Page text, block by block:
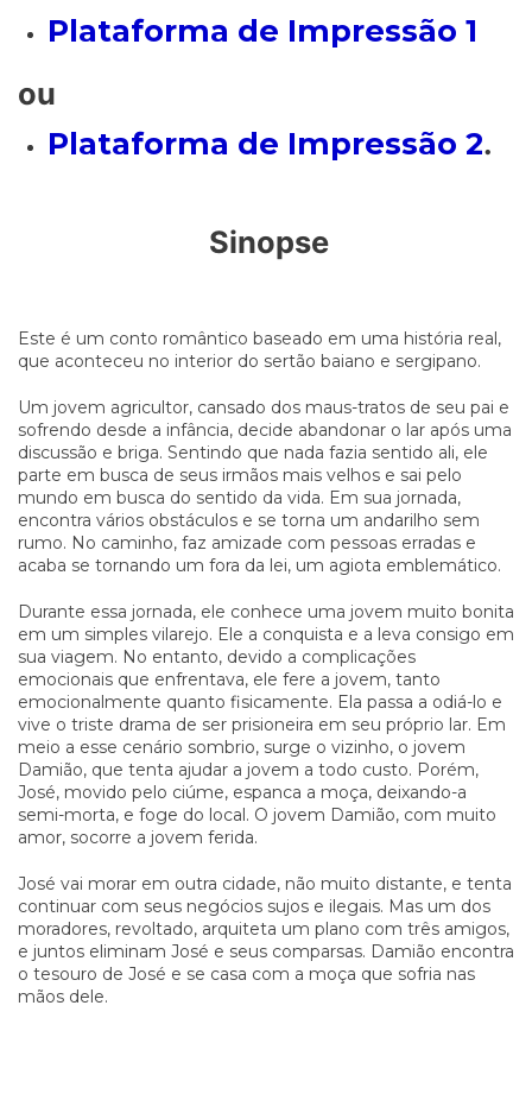
Plataforma de Impressão 1
ou
Plataforma de Impressão 2.
Sinopse
Este é um conto romântico baseado em uma história real,
que aconteceu no interior do sertão baiano e sergipano.
Um jovem agricultor, cansado dos maus-tratos de seu pai e
sofrendo desde a infância, decide abandonar o lar após uma
discussão e briga. Sentindo que nada fazia sentido ali, ele
parte em busca de seus irmãos mais velhos e sai pelo
mundo em busca do sentido da vida. Em sua jornada,
encontra vários obstáculos e se torna um andarilho sem
rumo. No caminho, faz amizade com pessoas erradas e
acaba se tornando um fora da lei, um agiota emblemático.
Durante essa jornada, ele conhece uma jovem muito bonita
em um simples vilarejo. Ele a conquista e a leva consigo em
sua viagem. No entanto, devido a complicações
emocionais que enfrentava, ele fere a jovem, tanto
emocionalmente quanto fisicamente. Ela passa a odiá-lo e
vive o triste drama de ser prisioneira em seu próprio lar. Em
meio a esse cenário sombrio, surge o vizinho, o jovem
Damião, que tenta ajudar a jovem a todo custo. Porém,
José, movido pelo ciúme, espanca a moça, deixando-a
semi-morta, e foge do local. O jovem Damião, com muito
amor, socorre a jovem ferida.
José vai morar em outra cidade, não muito distante, e tenta
continuar com seus negócios sujos e ilegais. Mas um dos
moradores, revoltado, arquiteta um plano com três amigos,
e juntos eliminam José e seus comparsas. Damião encontra
o tesouro de José e se casa com a moça que sofria nas
mãos dele.